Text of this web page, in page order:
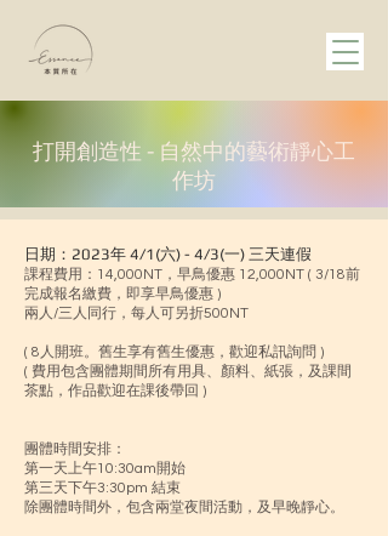
打開創造性 - 自然中的藝術靜心工
作坊
日期：2023年 4/1(六) - 4/3(一) 三天連假
課程費用：14,000NT，早鳥優惠 12,000NT ( 3/18前
完成報名繳費，即享早鳥優惠 )
兩人/三人同行，每人可另折500NT
( 8人開班。舊生享有舊生優惠，歡迎私訊詢問 )
( 費用包含團體期間所有用具、顏料、紙張，及課間
茶點，作品歡迎在課後帶回 )
團體時間安排：
第一天上午10:30am開始
第三天下午3:30pm 結束
除團體時間外，包含兩堂夜間活動，及早晚靜心。